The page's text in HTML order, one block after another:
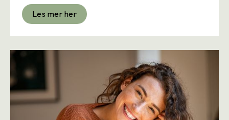
Les mer her